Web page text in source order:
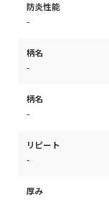
防炎性能
-
柄名
-
柄名
-
リピート
-
厚み